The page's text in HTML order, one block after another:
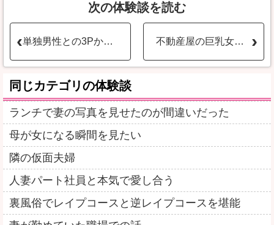
次の体験談を読む
単独男性との3Pから貸し出しへ 不動産屋の巨乳女が誘ってきたので中出しエッチ体験談
同じカテゴリの体験談
ランチで妻の写真を見せたのが間違いだった
母が女になる瞬間を見たい
隣の仮面夫婦
人妻パート社員と本気で愛し合う
裏風俗でレイプコースと逆レイプコースを堪能